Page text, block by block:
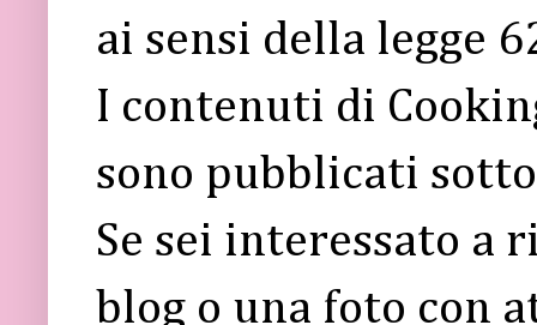
ai sensi della legge
I contenuti di
sono pubblicati
Se sei interessato a
blog o una foto con